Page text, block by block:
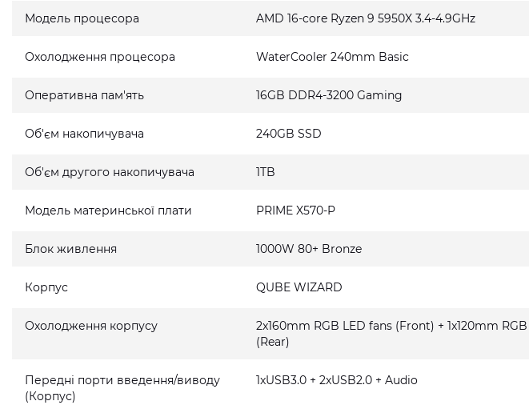
Модель процесора AMD 16-core Ryzen 9 5950X 3.4-4.9GHz
Охолодження процесора WaterCooler 240mm Basic
Оперативна пам'ять 16GB DDR4-3200 Gaming
Об'єм накопичувача 240GB SSD
Об'єм другого накопичувача 1TB
Модель материнської плати PRIME X570-P
Блок живлення 1000W 80+ Bronze
Корпус QUBE WIZARD
Охолодження корпусу
2x160mm RGB LED fans (Front) + 1x120mm
(Rear)
Передні порти введення/виводу
(Корпус)
1xUSB3.0 + 2xUSB2.0 + Audio